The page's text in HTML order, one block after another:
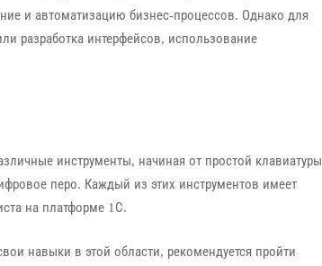
и автоматизацию бизнес-процессов. Однако для
разработка интерфейсов, использование
инструменты, начиная от простой клавиатуры
перо. Каждый из этих инструментов имеет
на платформе 1С.
навыки в этой области, рекомендуется пройти